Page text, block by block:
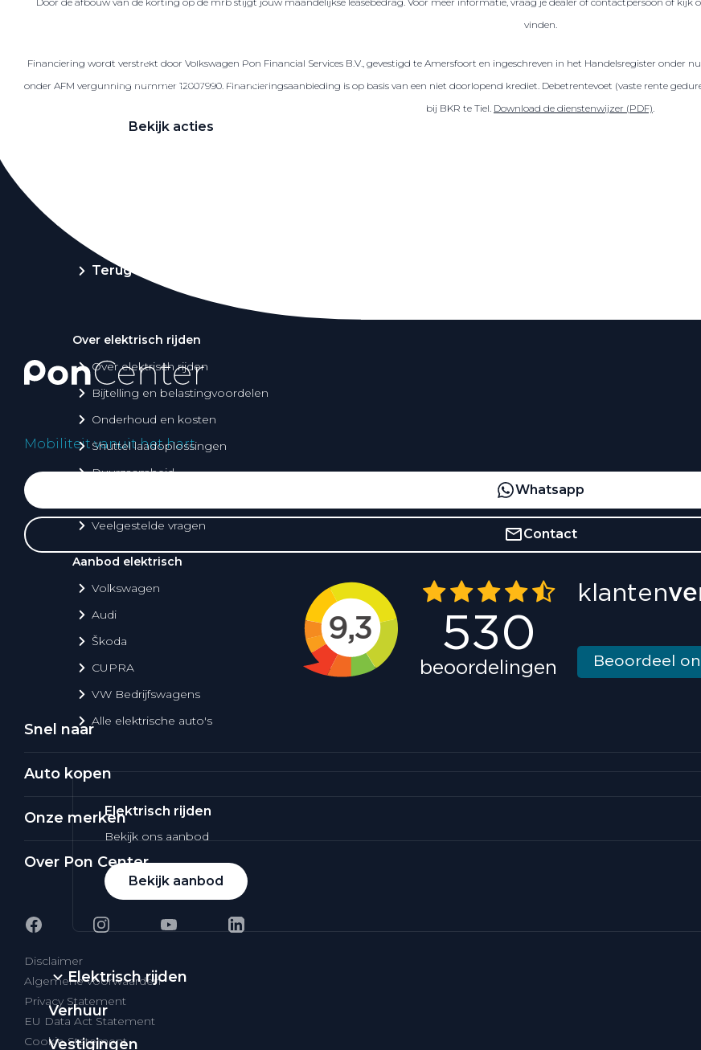
Zakelijke Lease acties
Profiteer van zakelijk voordeel
Bekijk acties
Terug
Over elektrisch rijden
Over elektrisch rijden
Bijtelling en belastingvoordelen
Onderhoud en kosten
Shuttel laadoplossingen
Duurzaamheid
Veelgestelde vragen
Aanbod elektrisch
Volkswagen
Audi
Škoda
CUPRA
VW Bedrijfswagens
Alle elektrische auto's
Elektrisch rijden
Bekijk ons aanbod
Bekijk aanbod
Elektrisch rijden
Verhuur
Vestigingen
vinden.
Financiering wordt verstrekt door Volkswagen Pon Financial Services B.V., gevestigd te Amersfoort en ingeschreven in het Handelsregister onder
onder AFM vergunning nummer 12007990. Financieringsaanbieding is op basis van een niet doorlopend krediet. Debetrentevoet (vaste rente
bij BKR te Tiel. Download de dienstenwijzer (PDF).
Mobiliteit vanuit het hart
Whatsapp
Contact
Snel naar
Auto kopen
Onze merken
Over Pon Center
Disclaimer
Algemene voorwaarden
Privacy Statement
EU Data Act Statement
Cookie Statement